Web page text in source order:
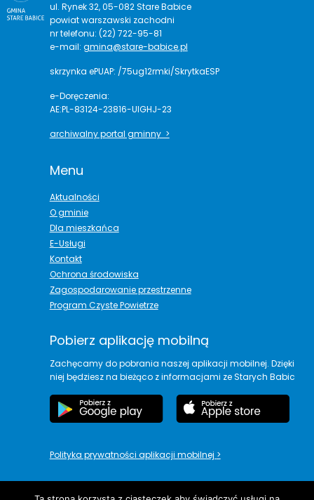
ul. Rynek 32, 05-082 Stare Babice
powiat warszawski zachodni
nr telefonu: (22) 722-95-81
e-mail: gmina@stare-babice.pl
skrzynka ePUAP: /75ug12rmki/SkrytkaESP
e-Doręczenia:
AE:PL-83124-23816-UIGHJ-23
archiwalny portal gminny >
Menu
Aktualności
O gminie
Dla mieszkańca
E-Usługi
Kontakt
Ochrona środowiska
Zagospodarowanie przestrzenne
Program Czyste Powietrze
Pobierz aplikację mobilną
Zachęcamy do pobrania naszej aplikacji mobilnej. Dzięki
niej będziesz na bieżąco z informacjami ze Starych Babic
Polityka prywatności aplikacji mobilnej >